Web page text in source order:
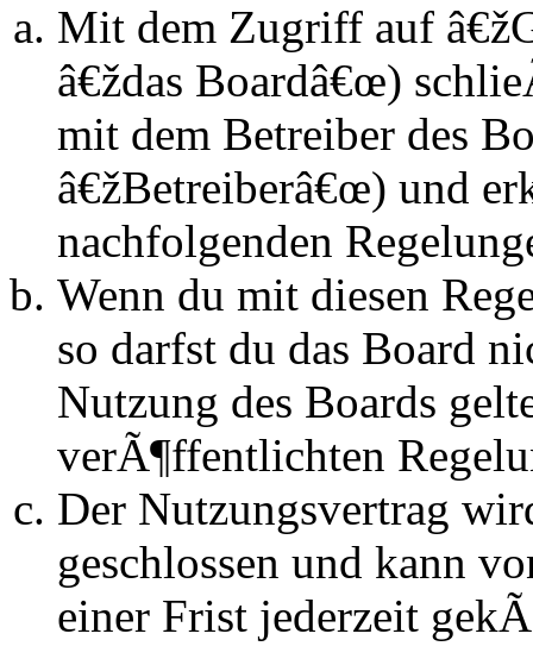
Mit dem Zugriff auf
â€ždas Boardâ€œ)
mit dem Betreiber des
â€žBetreiberâ€œ) und
nachfolgenden
Wenn du mit diesen
so darfst du das Board
Nutzung des Boards
verÃ¶ffentlichten
Der Nutzungsvertrag
geschlossen und kann
einer Frist jederzeit